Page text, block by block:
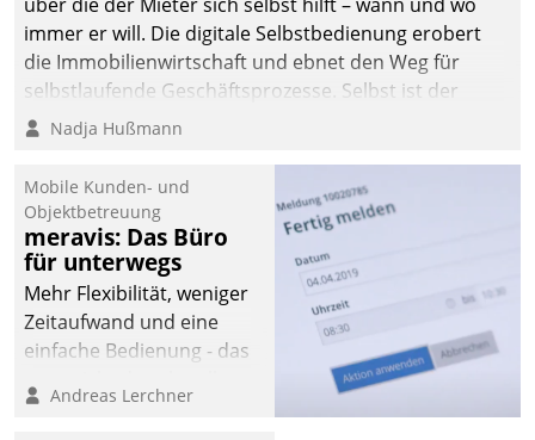
immer er will. Die digitale Selbstbedienung erobert
die Immobilienwirtschaft und ebnet den Weg für
selbstlaufende Geschäftsprozesse. Selbst ist der
Kunde und smart der Serviceanbieter.
Nadja Hußmann
Mobile Kunden- und
Objektbetreuung
meravis: Das Büro
für unterwegs
Mehr Flexibilität, weniger
Zeitaufwand und eine
einfache Bedienung - das
Cockpit für mobile
Andreas Lerchner